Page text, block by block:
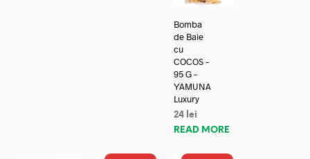
Bomba
de Baie
cu
COCOS –
95 G –
YAMUNA
Luxury
24 lei
READ MORE